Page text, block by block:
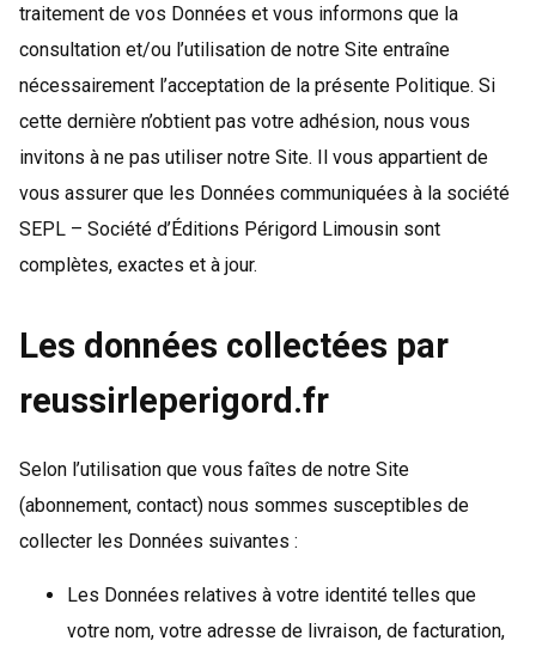
traitement de vos Données et vous informons que la
consultation et/ou l’utilisation de notre Site entraîne
nécessairement l’acceptation de la présente Politique. Si
cette dernière n’obtient pas votre adhésion, nous vous
invitons à ne pas utiliser notre Site. Il vous appartient de
vous assurer que les Données communiquées à la société
SEPL – Société d’Éditions Périgord Limousin sont
complètes, exactes et à jour.
Les données collectées par
reussirleperigord.fr
Selon l’utilisation que vous faîtes de notre Site
(abonnement, contact) nous sommes susceptibles de
collecter les Données suivantes :
Les Données relatives à votre identité telles que
votre nom, votre adresse de livraison, de facturation,